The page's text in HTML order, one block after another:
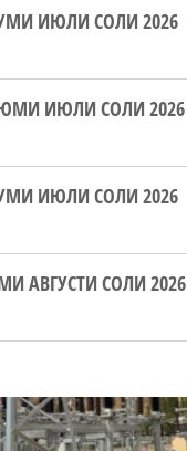
ИЮЛИ СОЛИ 2026
ИЮЛИ СОЛИ 2026
ИЮЛИ СОЛИ 2026
АВГУСТИ СОЛИ 2026